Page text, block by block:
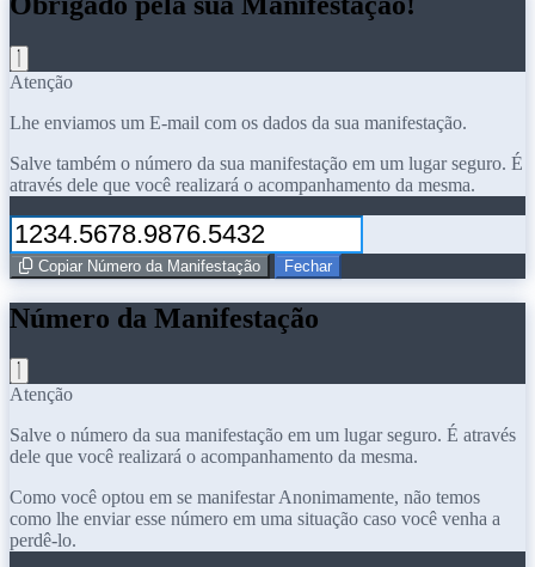
Atenção
Lhe enviamos um E-mail com os dados da sua manifestação.
Salve também o número da sua manifestação em um lugar seguro. É
através dele que você realizará o acompanhamento da mesma.
Copiar Número da Manifestação Fechar
Número da Manifestação
Atenção
Salve o número da sua manifestação em um lugar seguro. É através
dele que você realizará o acompanhamento da mesma.
Como você optou em se manifestar Anonimamente, não temos
como lhe enviar esse número em uma situação caso você venha a
perdê-lo.